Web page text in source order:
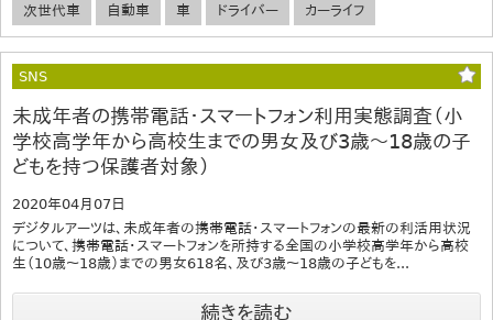
次世代車 自動車 車 ドライバー カーライフ
SNS
未成年者の携帯電話・スマートフォン利用実態調査（小
学校高学年から高校生までの男女及び3歳～18歳の子
どもを持つ保護者対象）
2020年04月07日
デジタルアーツは、未成年者の携帯電話・スマートフォンの最新の利活用状況
について、携帯電話・スマートフォンを所持する全国の小学校高学年から高校
生（10歳～18歳）までの男女618名、及び3歳～18歳の子どもを...
続きを読む